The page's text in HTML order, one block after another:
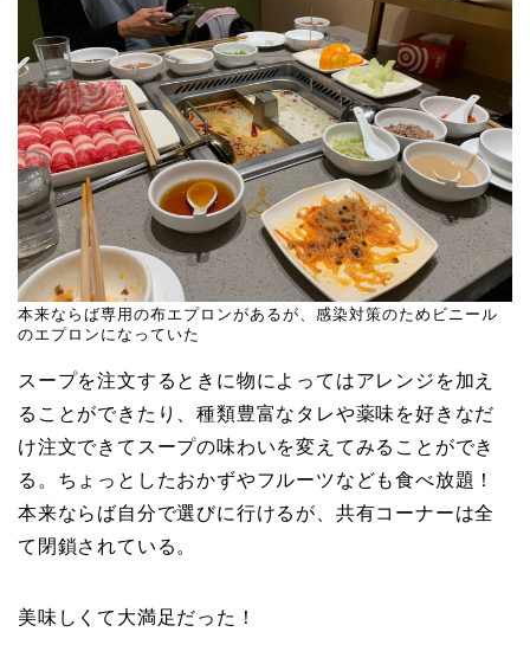
本来ならば専用の布エプロンがあるが、感染対策のためビニール
のエプロンになっていた
スープを注文するときに物によってはアレンジを加え
ることができたり、種類豊富なタレや薬味を好きなだ
け注文できてスープの味わいを変えてみることができ
る。ちょっとしたおかずやフルーツなども食べ放題！
本来ならば自分で選びに行けるが、共有コーナーは全
て閉鎖されている。
美味しくて大満足だった！